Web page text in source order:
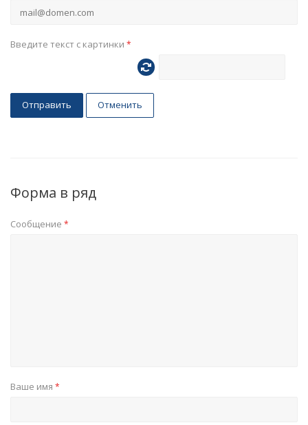
Введите текст с картинки *
Отправить Отменить
Форма в ряд
Сообщение *
Ваше имя *